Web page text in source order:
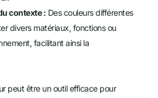
contexte : Des couleurs différentes
divers matériaux, fonctions ou
facilitant ainsi la
peut être un outil efficace pour